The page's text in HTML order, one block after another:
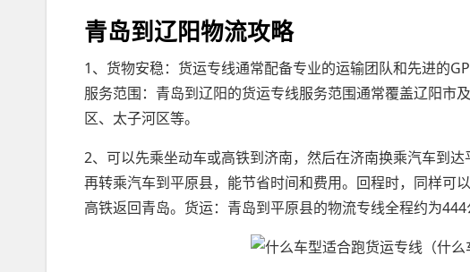
青岛到辽阳物流攻略
1、货物安稳：货运专线通常配备专业的运输团队和先进的
服务范围：青岛到辽阳的货运专线服务范围通常覆盖辽阳市
区、太子河区等。
2、可以先乘坐动车或高铁到济南，然后在济南换乘汽车到
再转乘汽车到平原县，能节省时间和费用。回程时，同样可
高铁返回青岛。货运：青岛到平原县的物流专线全程约为444